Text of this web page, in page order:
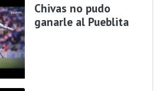
Chivas no pudo
ganarle al Pueblita